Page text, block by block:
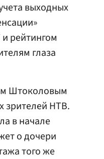
выходных
рейтингом
глаза
Штоколовым
зрителей НТВ.
в начале
о дочери
того же